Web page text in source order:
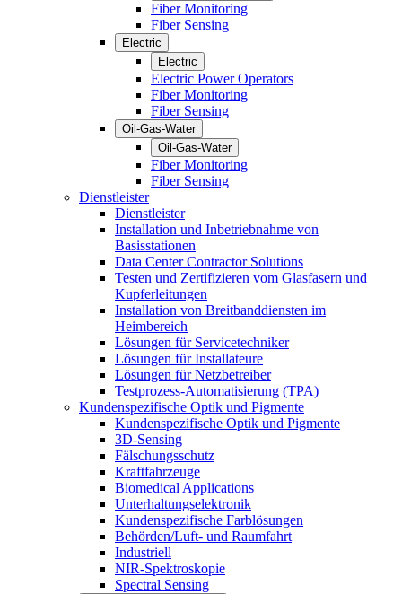
Fiber Monitoring
Fiber Sensing
Electric
Electric
Electric Power Operators
Fiber Monitoring
Fiber Sensing
Oil-Gas-Water
Oil-Gas-Water
Fiber Monitoring
Fiber Sensing
Dienstleister
Dienstleister
Installation und Inbetriebnahme von
Basisstationen
Data Center Contractor Solutions
Testen und Zertifizieren vom Glasfasern und
Kupferleitungen
Installation von Breitbanddiensten im
Heimbereich
Lösungen für Servicetechniker
Lösungen für Installateure
Lösungen für Netzbetreiber
Testprozess-Automatisierung (TPA)
Kundenspezifische Optik und Pigmente
Kundenspezifische Optik und Pigmente
3D-Sensing
Fälschungsschutz
Kraftfahrzeuge
Biomedical Applications
Unterhaltungselektronik
Kundenspezifische Farblösungen
Behörden/Luft- und Raumfahrt
Industriell
NIR-Spektroskopie
Spectral Sensing